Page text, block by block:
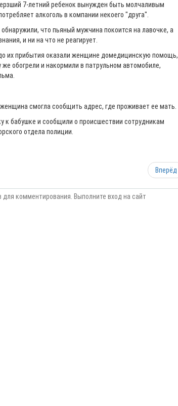
7-летний ребенок вынужден быть молчаливым
алкоголь в компании некоего "друга".
что пьяный мужчина покоится на лавочке, а
и ни на что не реагирует.
их прибытия оказали женщине домедицинскую помощь,
обогрели и накормили в патрульном автомобиле,
смогла сообщить адрес, где проживает ее мать.
к бабушке и сообщили о происшествии сотрудникам
отдела полиции.
Вперёд
для комментирования. Выполните вход на сайт